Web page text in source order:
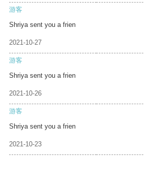
游客
Shriya sent you a frien
2021-10-27
游客
Shriya sent you a frien
2021-10-26
游客
Shriya sent you a frien
2021-10-23